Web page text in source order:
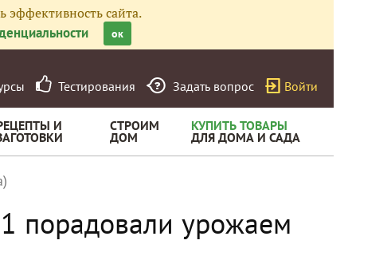
эффективность сайта.
ок
Тестирования Задать вопрос Войти
И СТРОИМ
ДОМ
КУПИТЬ ТОВАРЫ
ДЛЯ ДОМА И САДА
порадовали урожаем